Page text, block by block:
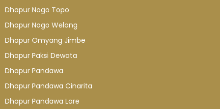
Dhapur Nogo Topo
Dhapur Nogo Welang
Dhapur Omyang Jimbe
Dhapur Paksi Dewata
Dhapur Pandawa
Dhapur Pandawa Cinarita
Dhapur Pandawa Lare